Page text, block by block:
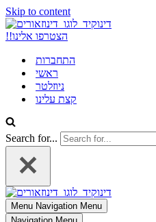
Skip to content
!!הצטרפו אלינו
התחברות
ראשי
ניוזלטר
קצת עלינו
Search for...
Menu Navigation Menu